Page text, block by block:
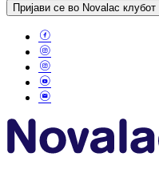
Пријави се во Novalac клубот